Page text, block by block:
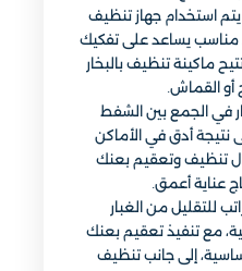
استخدام جهاز تنظيف
مناسب يساعد على تفكيك
ماكينة تنظيف بالبخار
أو القماش.
في الجمع بين الشفط
نتيجة أدق في الأماكن
تنظيف وتعقيم بعنك
عناية أعمق.
للتقليل من الغبار
مع تنفيذ تعقيم بعنك
إلى جانب تنظيف